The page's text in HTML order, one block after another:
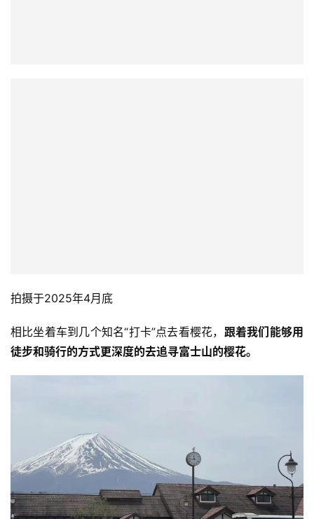
拍摄于2025年4月底
相比坐着车到几个知名“打卡”点去看樱花， 跟着我们能够用
徒步和骑行的方式更深度的去追寻富士山的樱花。